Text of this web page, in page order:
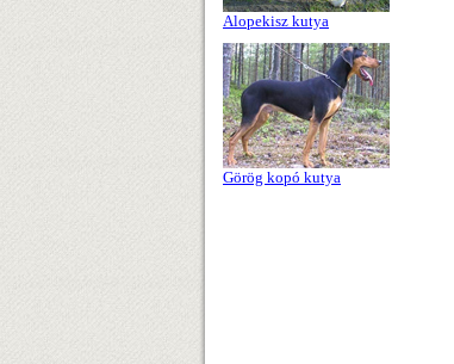
Alopekisz kutya
Görög kopó kutya